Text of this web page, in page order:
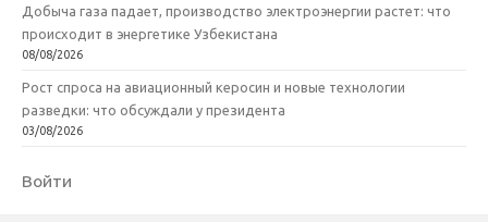
Добыча газа падает, производство электроэнергии растет: что
происходит в энергетике Узбекистана
08/08/2026
Рост спроса на авиационный керосин и новые технологии
разведки: что обсуждали у президента
03/08/2026
Войти